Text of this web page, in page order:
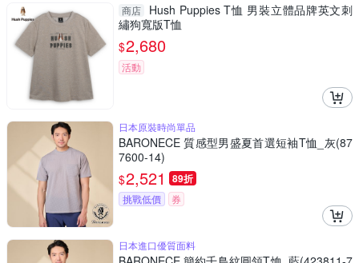
商店
Hush Puppies T恤 男裝立體品牌英文刺
繡狗寬版T恤
$2,680
活動
日本原裝時尚單品
BARONECE 質感型男盛夏首選短袖T恤_灰(87
7600-14)
$2,521 89折
挑戰低價 券
日本進口優質面料